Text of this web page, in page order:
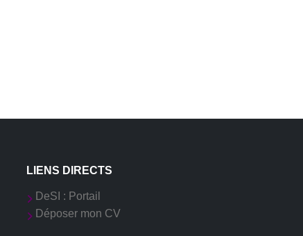
LIENS DIRECTS
DeSI : Portail
Déposer mon CV